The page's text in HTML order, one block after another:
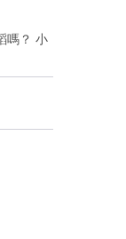
嗎？ 小